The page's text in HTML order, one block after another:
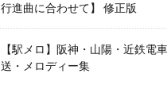
行進曲に合わせて】 修正版
【駅メロ】阪神・山陽・近鉄電
送・メロディー集